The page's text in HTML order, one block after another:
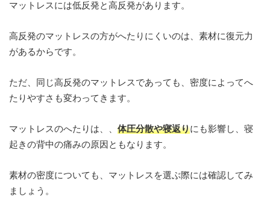
マットレスには低反発と高反発があります。
高反発のマットレスの方がへたりにくいのは、素材に復元力
があるからです。
ただ、同じ高反発のマットレスであっても、密度によってへ
たりやすさも変わってきます。
マットレスのへたりは、、 体圧分散や寝返りにも影響し、寝
起きの背中の痛みの原因ともなります。
素材の密度についても、マットレスを選ぶ際には確認してみ
ましょう。